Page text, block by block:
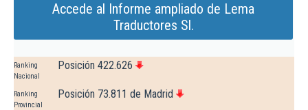
Accede al Informe ampliado de Lema
Traductores Sl.
Ranking
Nacional
Posición 422.626
Ranking
Provincial
Posición 73.811 de Madrid